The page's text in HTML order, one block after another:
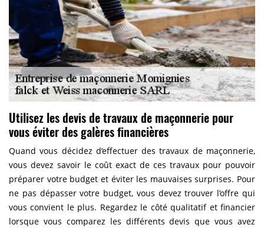
Utilisez les devis de travaux de maçonnerie pour
vous éviter des galères financières
Quand vous décidez d’effectuer des travaux de maçonnerie,
vous devez savoir le coût exact de ces travaux pour pouvoir
préparer votre budget et éviter les mauvaises surprises. Pour
ne pas dépasser votre budget, vous devez trouver l’offre qui
vous convient le plus. Regardez le côté qualitatif et financier
lorsque vous comparez les différents devis que vous avez